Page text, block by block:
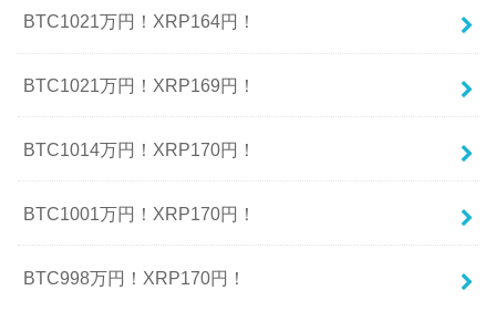
BTC1021万円！XRP164円！
BTC1021万円！XRP169円！
BTC1014万円！XRP170円！
BTC1001万円！XRP170円！
BTC998万円！XRP170円！